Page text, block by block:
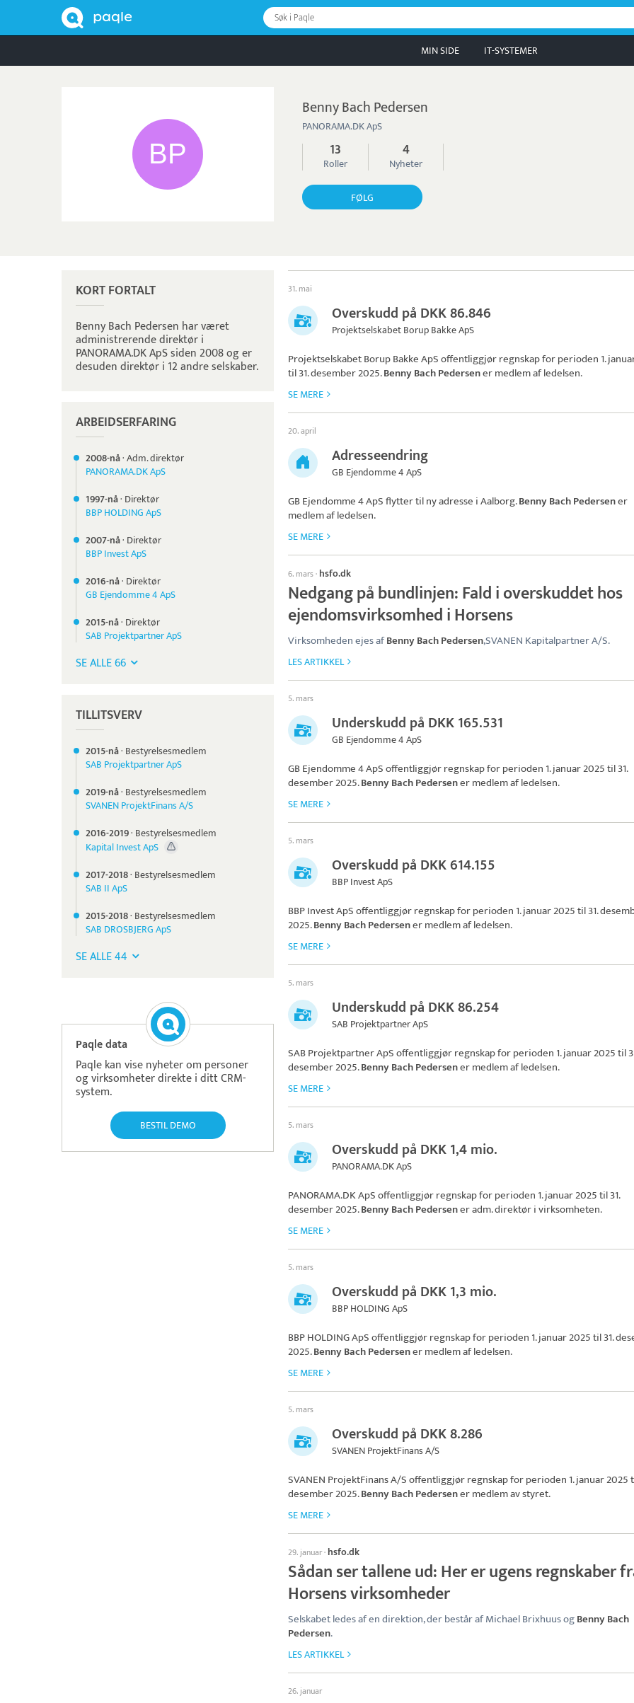
Søk i Paqle
MIN SIDE IT-SYSTEMER
Benny Bach Pedersen
PANORAMA.DK ApS
13
Roller
4
Nyheter
FØLG
KORT FORTALT
Benny Bach Pedersen har været
administrerende direktør i
PANORAMA.DK ApS siden 2008 og er
desuden direktør i 12 andre selskaber.
ARBEIDSERFARING
2008-nå·Adm. direktør
PANORAMA.DK ApS
1997-nå· Direktør
BBP HOLDING ApS
2007-nå· Direktør
BBP Invest ApS
2016-nå· Direktør
GB Ejendomme 4 ApS
2015-nå· Direktør
SAB Projektpartner ApS
SE ALLE 66
TILLITSVERV
2015-nå· Bestyrelsesmedlem
SAB Projektpartner ApS
2019-nå· Bestyrelsesmedlem
SVANEN ProjektFinans A/S
2016-2019· Bestyrelsesmedlem
Kapital Invest ApS
2017-2018· Bestyrelsesmedlem
SAB II ApS
2015-2018· Bestyrelsesmedlem
SAB DROSBJERG ApS
SE ALLE 44
Paqle data
Paqle kan vise nyheter om personer
og virksomheter direkte i ditt CRM-
system.
BESTIL DEMO
31. mai
Overskudd på DKK 86.846
Projektselskabet Borup Bakke ApS
Projektselskabet Borup Bakke ApSoffentliggjør regnskap for perioden 1.
til 31. desember 2025.Benny Bach Pedersener medlem af ledelsen.
SE MERE
20. april
Adresseendring
GB Ejendomme 4 ApS
GB Ejendomme 4 ApSflytter til ny adresse i Aalborg.Benny Bach Pedersener
medlem af ledelsen.
SE MERE
6. mars· hsfo.dk
Nedgang på bundlinjen: Fald i overskuddet hos
ejendomsvirksomhed i Horsens
Virksomheden ejes afBenny Bach Pedersen,SVANEN Kapitalpartner A/S.
LES ARTIKKEL
5. mars
Underskudd på DKK 165.531
GB Ejendomme 4 ApS
GB Ejendomme 4 ApSoffentliggjør regnskap for perioden 1. januar 2025 til 31.
desember 2025.Benny Bach Pedersener medlem af ledelsen.
SE MERE
5. mars
Overskudd på DKK 614.155
BBP Invest ApS
BBP Invest ApSoffentliggjør regnskap for perioden 1. januar 2025 til 31.
2025.Benny Bach Pedersener medlem af ledelsen.
SE MERE
5. mars
Underskudd på DKK 86.254
SAB Projektpartner ApS
SAB Projektpartner ApSoffentliggjør regnskap for perioden 1. januar 2025 til
desember 2025.Benny Bach Pedersener medlem af ledelsen.
SE MERE
5. mars
Overskudd på DKK 1,4 mio.
PANORAMA.DK ApS
PANORAMA.DK ApSoffentliggjør regnskap for perioden 1. januar 2025 til 31.
desember 2025.Benny Bach Pedersener adm. direktør i virksomheten.
SE MERE
5. mars
Overskudd på DKK 1,3 mio.
BBP HOLDING ApS
BBP HOLDING ApSoffentliggjør regnskap for perioden 1. januar 2025 til 31.
2025.Benny Bach Pedersener medlem af ledelsen.
SE MERE
5. mars
Overskudd på DKK 8.286
SVANEN ProjektFinans A/S
SVANEN ProjektFinans A/Soffentliggjør regnskap for perioden 1. januar 2025
desember 2025.Benny Bach Pedersener medlem av styret.
SE MERE
29. januar· hsfo.dk
Sådan ser tallene ud: Her er ugens regnskaber
Horsens virksomheder
Selskabet ledes af en direktion, der består af Michael Brixhuus ogBenny Bach
Pedersen.
LES ARTIKKEL
26. januar